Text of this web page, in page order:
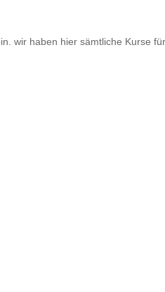
wir haben hier sämtliche Kurse